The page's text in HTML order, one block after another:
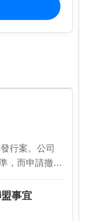
行案。公司
，而申請撤
事宜